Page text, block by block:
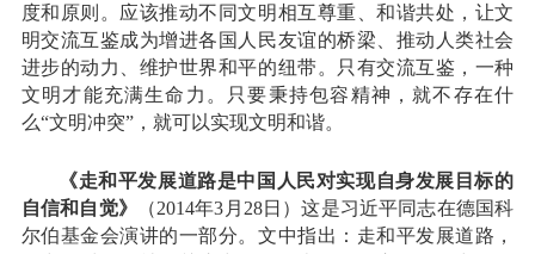
度和原则。应该推动不同文明相互尊重、和谐共处，让文
明交流互鉴成为增进各国人民友谊的桥梁、推动人类社会
进步的动力、维护世界和平的纽带。只有交流互鉴，一种
文明才能充满生命力。只要秉持包容精神，就不存在什
么“文明冲突”，就可以实现文明和谐。
《走和平发展道路是中国人民对实现自身发展目标的
自信和自觉》
（2014年3月28日）这是习近平同志在德国科
尔伯基金会演讲的一部分。文中指出：走和平发展道路，